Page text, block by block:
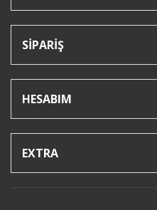
SİPARİŞ
HESABIM
EXTRA